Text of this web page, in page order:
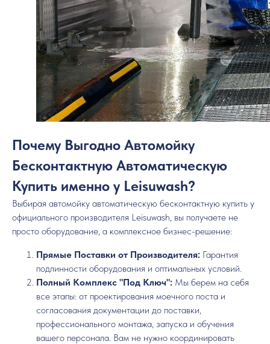
Почему Выгодно Автомойку
Бесконтактную Автоматическую
Купить именно у Leisuwash?
Выбирая автомойку автоматическую бесконтактную купить у
официального производителя Leisuwash, вы получаете не
просто оборудование, а комплексное бизнес-решение:
Прямые Поставки от Производителя: Гарантия
подлинности оборудования и оптимальных условий.
Полный Комплекс "Под Ключ": Мы берем на себя
все этапы: от проектирования моечного поста и
согласования документации до поставки,
профессионального монтажа, запуска и обучения
вашего персонала. Вам не нужно координировать